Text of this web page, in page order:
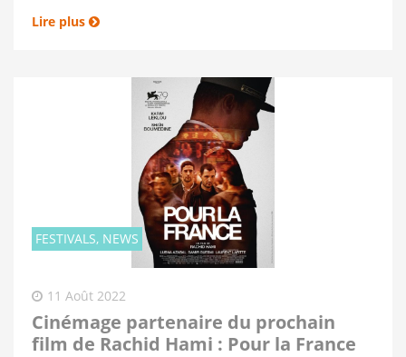
Lire plus
FESTIVALS, NEWS
11 Août 2022
Cinémage partenaire du prochain
film de Rachid Hami : Pour la France